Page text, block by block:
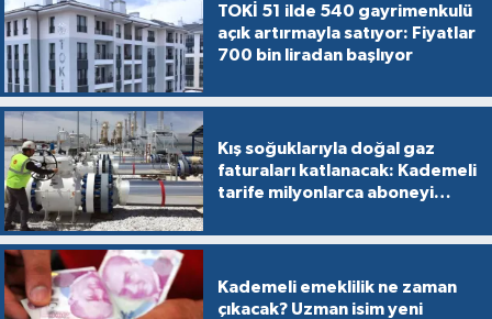
TOKİ 51 ilde 540 gayrimenkulü
açık artırmayla satıyor: Fiyatlar
700 bin liradan başlıyor
Kış soğuklarıyla doğal gaz
faturaları katlanacak: Kademeli
tarife milyonlarca aboneyi
Kademeli emeklilik ne zaman
çıkacak? Uzman isim yeni